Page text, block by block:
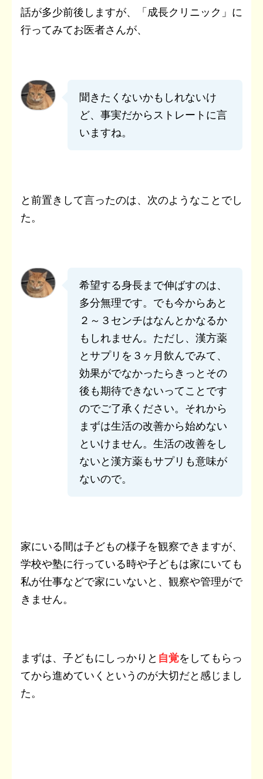
話が多少前後しますが、「成長クリニック」に
行ってみてお医者さんが、
聞きたくないかもしれないけ
ど、事実だからストレートに言
いますね。
と前置きして言ったのは、次のようなことでし
た。
希望する身長まで伸ばすのは、
多分無理です。でも今からあと
２～３センチはなんとかなるか
もしれません。ただし、漢方薬
とサプリを３ヶ月飲んでみて、
効果がでなかったらきっとその
後も期待できないってことです
のでご了承ください。それから
まずは生活の改善から始めない
といけません。生活の改善をし
ないと漢方薬もサプリも意味が
ないので。
家にいる間は子どもの様子を観察できますが、
学校や塾に行っている時や子どもは家にいても
私が仕事などで家にいないと、観察や管理がで
きません。
まずは、子どもにしっかりと 自覚をしてもらっ
てから進めていくというのが大切だと感じまし
た。